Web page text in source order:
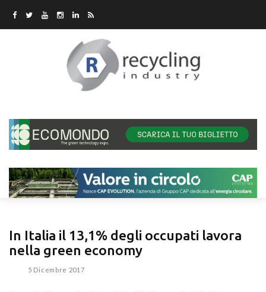
In Italia il 13,1% degli occupati lavora
nella green economy
5 Dicembre 2017